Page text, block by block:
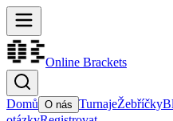
Online Brackets
Domů O nás TurnajeŽebříčky